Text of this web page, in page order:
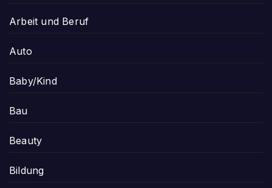
Arbeit und Beruf
Auto
Baby/Kind
Bau
Beauty
Bildung